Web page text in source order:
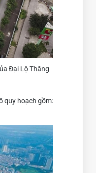
Đại Lộ Thăng
quy hoạch gồm: